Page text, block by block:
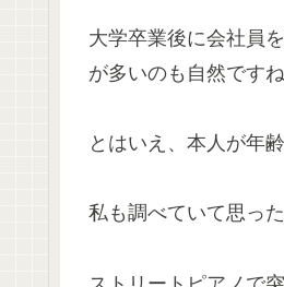
大学卒業後に会社員
が多いのも自然ですね
とはいえ、本人が年
私も調べていて思っ